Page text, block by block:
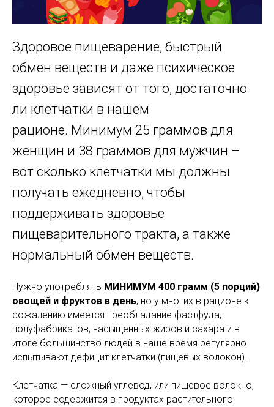
Здоровое пищеварение, быстрый
обмен веществ и даже психическое
здоровье зависят от того, достаточно
ли клетчатки в нашем
рационе. Минимум 25 граммов для
женщин и 38 граммов для мужчин –
вот сколько клетчатки мы должны
получать ежедневно, чтобы
поддерживать здоровье
пищеварительного тракта, а также
нормальный обмен веществ.
Нужно употреблять МИНИМУМ 400 грамм (5 порций)
овощей и фруктов в день, но у многих в рационе к
сожалению имеется преобладание фастфуда,
полуфабрикатов, насыщенных жиров и сахара и в
итоге большинство людей в наше время регулярно
испытывают дефицит клетчатки (пищевых волокон).
Клетчатка — сложный углевод, или пищевое волокно,
которое содержится в продуктах растительного